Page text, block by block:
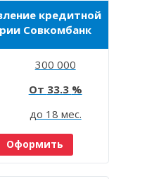
кредитной
Совкомбанк
300 000
33.3
до 18 мес.
Оформить